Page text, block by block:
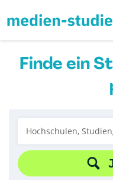
Finde ein